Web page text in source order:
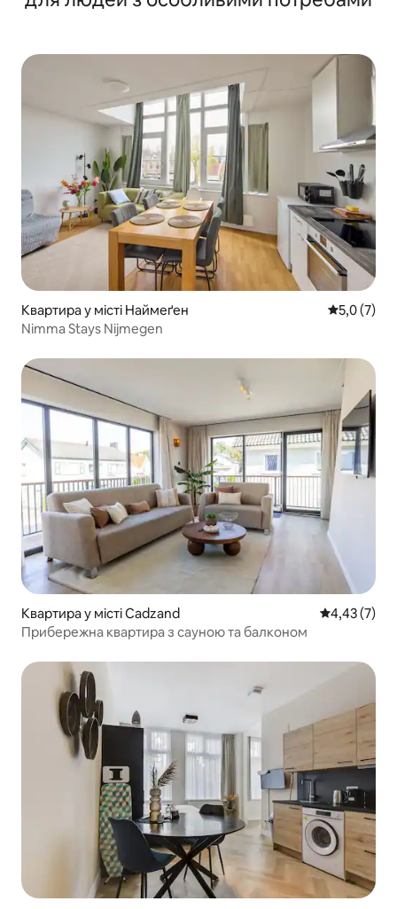
Квартира у місті Наймеґен Середня
5,0 (7)
Nimma Stays Nijmegen
Квартира у місті Cadzand Середня
4,43 (7)
Прибережна квартира з сауною та балконом